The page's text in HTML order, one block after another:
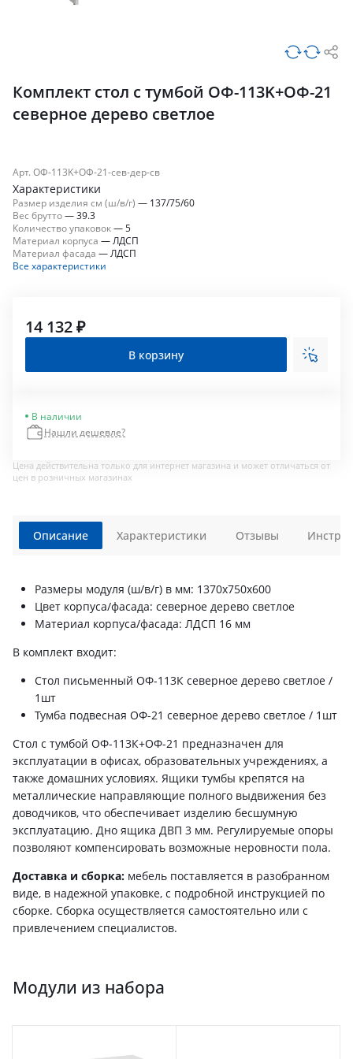
Комплект стол с тумбой ОФ-113K+ОФ-21
северное дерево светлое
Арт. ОФ-113K+ОФ-21-сев-дер-св
Характеристики
Размер изделия см (ш/в/г) — 137/75/60
Вес брутто—39.3
Количество упаковок—5
Материал корпуса —ЛДСП
Материал фасада —ЛДСП
Все характеристики
14 132 ₽
В корзину
В наличии
Нашли дешевле?
Цена действительна только для интернет магазина и может отличаться от
цен в розничных магазинах
Описание
Размеры модуля (ш/в/г) в мм: 1370х750х600
Цвет корпуса/фасада: северное дерево светлое
Материал корпуса/фасада: ЛДСП 16 мм
В комплект входит:
Стол письменный ОФ-113К северное дерево светлое /
1шт
Тумба подвесная ОФ-21 северное дерево светлое / 1шт
Стол с тумбой ОФ-113К+ОФ-21 предназначен для
эксплуатации в офисах, образовательных учреждениях, а
также домашних условиях. Ящики тумбы крепятся на
металлические направляющие полного выдвижения без
доводчиков, что обеспечивает изделию бесшумную
эксплуатацию. Дно ящика ДВП 3 мм. Регулируемые опоры
позволяют компенсировать возможные неровности пола.
Доставка и сборка: мебель поставляется в разобранном
виде, в надежной упаковке, с подробной инструкцией по
сборке. Сборка осуществляется самостоятельно или с
привлечением специалистов.
Характеристики Отзывы
Модули из набора